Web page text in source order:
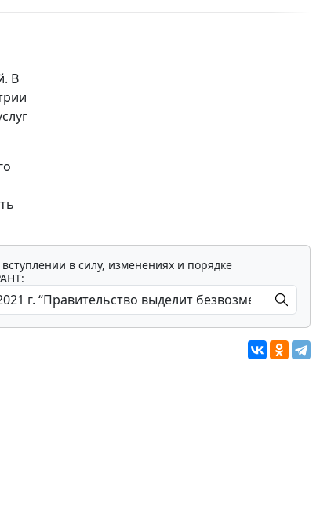
В
в силу, изменениях и порядке